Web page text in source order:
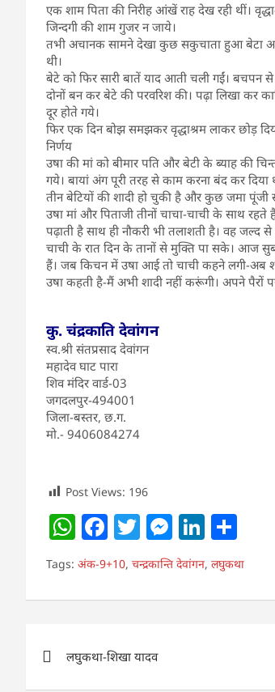
एक शाम पिता की निरीह आंखें राह देख रही थीं।
जिन्दगी की शाम गुजर न जाये।
तभी अचानक सामने देखा कुछ सकुचाता हुआ बेटा
थी।
बेटे को फिर सारी बातें याद आती चली गईं।
दोनों बन कर बेटे की परवरिश की। पढ़ा लिखा कर
दूर होते गये।
फिर एक दिन बोझ समझकर वृद्धाश्रम लाकर छोड़
निर्णय
उषा की मां को बीमार पति और बेटी के ब्याह की
गये। बायां अंग पूरी तरह से काम करना बंद कर दिया
तीन बेटियों की शादी हो चुकी है और कुछ जमा पूंजी
उषा मां और पिताजी तीनों चाचा-चाची के साथ
पढ़ाती है साथ ही नौकरी भी तलाशती है। वह जल्द
चाची के रात दिन के तानों से मुक्ति पा सके। आज
हैं। जब किचन में उषा आई तो चाची कहने लगी-अब
उषा कहती है-मैं अभी शादी नहीं करूंगी। अपने पैरों
कु. चंद्रकाति देवांगन
स्व.श्री संतप्रसाद देवांगन
महादेव घाट पारा
शिव मंदिर वार्ड-03
जगदलपुर-494001
जिला-बस्तर, छ.ग.
मो.- 9406084274
Post Views: 196
W
h
at
s
p
p
F
a
c
e
o
o
T
w
itt
er
M
e
ss
e
er
Li
n
k
e
h
ar
e
Tags: अंक-9+10, चन्द्रकान्ति देवांगन, लघुकथा
navigation
लघुकथा-शिखा यादव